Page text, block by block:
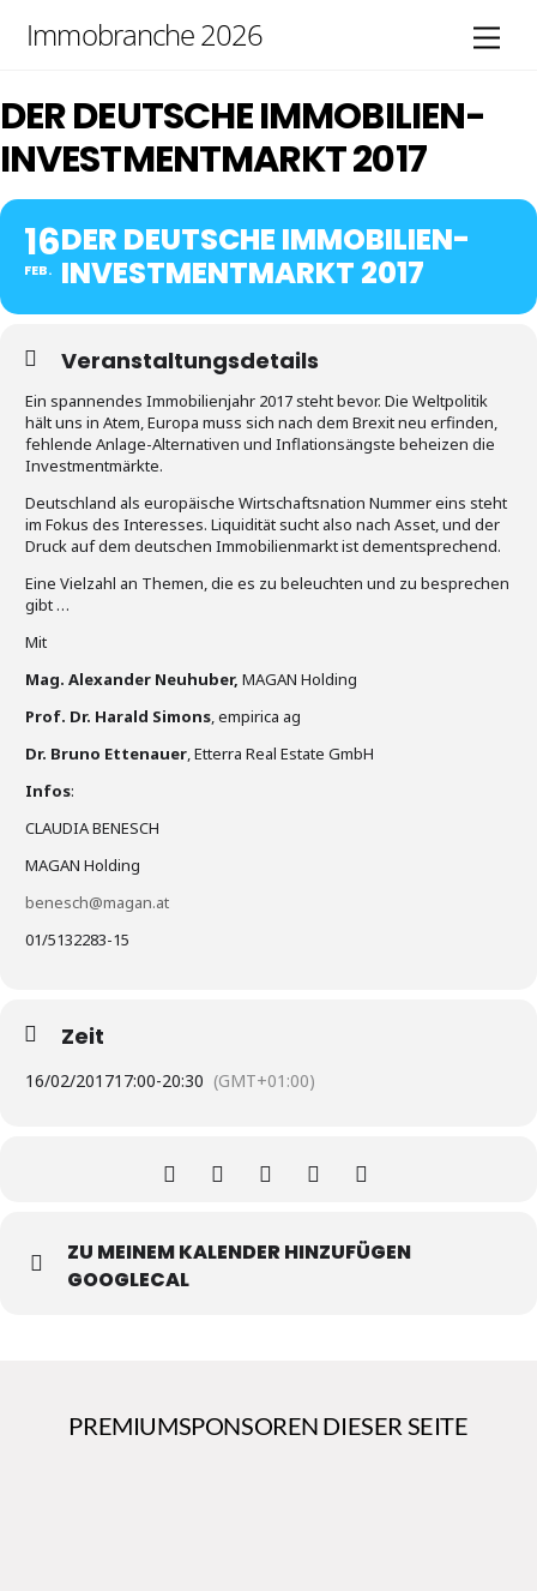
Immobranche 2026
DER DEUTSCHE IMMOBILIEN-
INVESTMENTMARKT 2017
16
FEB.
DER DEUTSCHE IMMOBILIEN-
INVESTMENTMARKT 2017
Veranstaltungsdetails
Ein spannendes Immobilienjahr 2017 steht bevor. Die Weltpolitik
hält uns in Atem, Europa muss sich nach dem Brexit neu erfinden,
fehlende Anlage-Alternativen und Inflationsängste beheizen die
Investmentmärkte.
Deutschland als europäische Wirtschaftsnation Nummer eins steht
im Fokus des Interesses. Liquidität sucht also nach Asset, und der
Druck auf dem deutschen Immobilienmarkt ist dementsprechend.
Eine Vielzahl an Themen, die es zu beleuchten und zu besprechen
gibt …
Mit
Mag. Alexander Neuhuber, MAGAN Holding
Prof. Dr. Harald Simons, empirica ag
Dr. Bruno Ettenauer, Etterra Real Estate GmbH
Infos:
CLAUDIA BENESCH
MAGAN Holding
benesch@magan.at
01/5132283-15
Zeit
16/02/201717:00-20:30 (GMT+01:00)
ZU MEINEM KALENDER HINZUFÜGEN
GOOGLECAL
PREMIUMSPONSOREN DIESER SEITE